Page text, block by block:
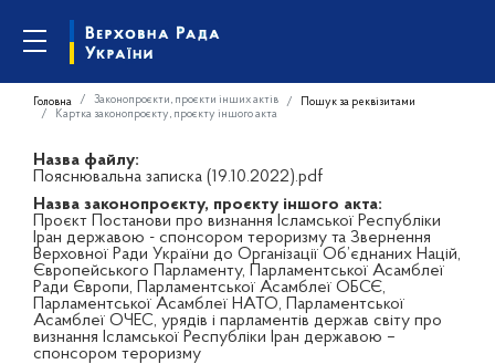
Головна Законопроєкти, проєкти інших актів
Пошук за реквізитами
Картка законопроєкту, проєкту іншого акта
Назва файлу:
Пояснювальна записка (19.10.2022).pdf
Назва законопроєкту, проєкту іншого акта:
Проєкт Постанови про визнання Ісламської Республіки
Іран державою - спонсором тероризму та Звернення
Верховної Ради України до Організації Об’єднаних Націй,
Європейського Парламенту, Парламентської Асамблеї
Ради Європи, Парламентської Асамблеї ОБСЄ,
Парламентської Асамблеї НАТО, Парламентської
Асамблеї ОЧЕС, урядів і парламентів держав світу про
визнання Ісламської Республіки Іран державою –
спонсором тероризму